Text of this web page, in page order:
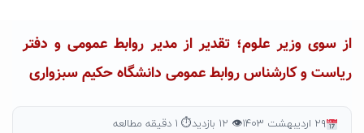
از سوی وزیر علوم؛ تقدیر از مدیر روابط عمومی و دفتر
ریاست و کارشناس روابط عمومی دانشگاه حکیم سبزواری
۲۹ اردیبهشت ۱۴۰۳ 👁 ۱۲ بازدید ⏱ ۱ دقیقه مطالعه